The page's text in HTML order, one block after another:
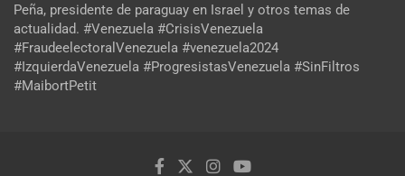
Peña, presidente de paraguay en Israel y otros temas de
actualidad. #Venezuela #CrisisVenezuela
#FraudeelectoralVenezuela #venezuela2024
#IzquierdaVenezuela #ProgresistasVenezuela #SinFiltros
#MaibortPetit